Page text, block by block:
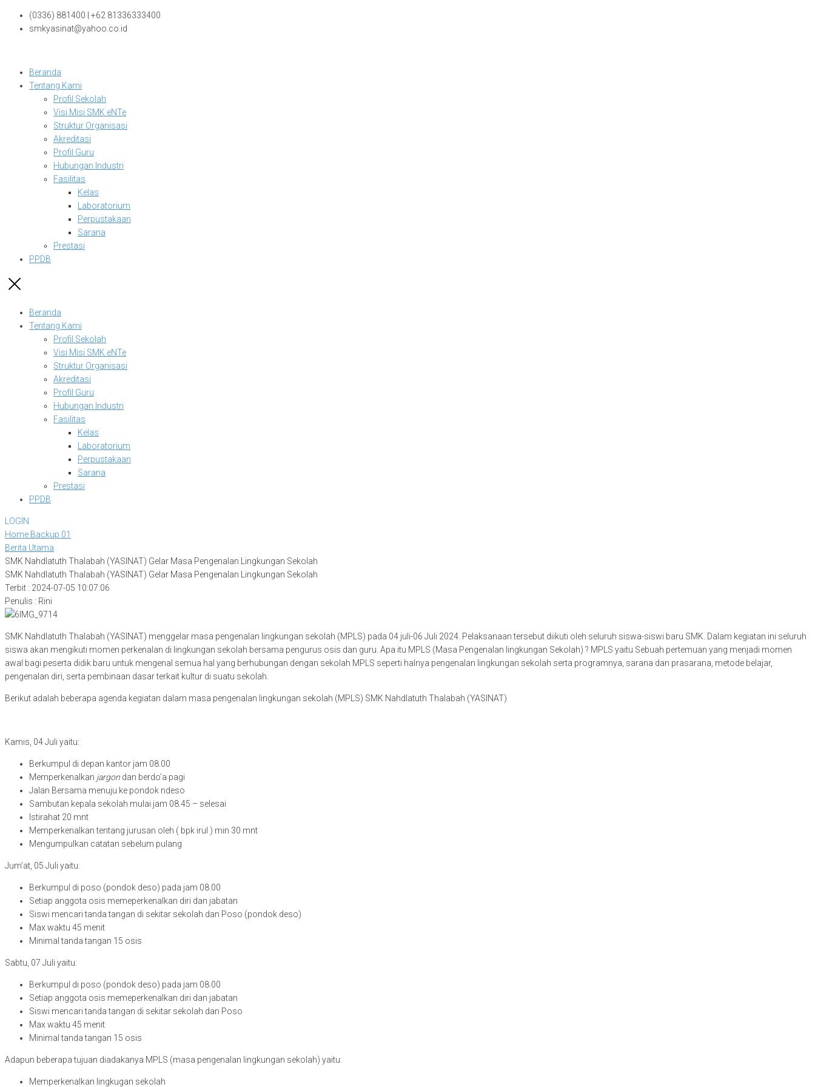
Skip
(0336) 881400 | +62 81336333400
smkyasinat@yahoo.co.id
Beranda
Tentang Kami
Profil Sekolah
Visi Misi SMK eNTe
Struktur Organisasi
Akreditasi
Profil Guru
Hubungan Industri
Fasilitas
Kelas
Laboratorium
Perpustakaan
Sarana
Prestasi
PPDB
Beranda
Tentang Kami
Profil Sekolah
Visi Misi SMK eNTe
Struktur Organisasi
Akreditasi
Profil Guru
Hubungan Industri
Fasilitas
Kelas
Laboratorium
Perpustakaan
Sarana
Prestasi
PPDB
LOGIN
Home Backup 01
Berita Utama
SMK Nahdlatuth Thalabah (YASINAT) Gelar Masa Pengenalan Lingkungan Sekolah
SMK Nahdlatuth Thalabah (YASINAT) Gelar Masa Pengenalan Lingkungan Sekolah
Terbit : 2024-07-05 10:07:06
Penulis : Rini
SMK Nahdlatuth Thalabah (YASINAT) menggelar masa pengenalan lingkungan sekolah (MPLS) pada 04 juli-06 Juli 2024. Pelaksanaan tersebut diikuti oleh seluruh siswa-siswi baru SMK. Dalam kegiatan ini seluruh
siswa akan mengikuti momen perkenalan di lingkungan sekolah bersama pengurus osis dan guru. Apa itu MPLS (Masa Pengenalan lingkungan Sekolah) ? MPLS yaitu Sebuah pertemuan yang menjadi momen
awal bagi peserta didik baru untuk mengenal semua hal yang berhubungan dengan sekolah MPLS seperti halnya pengenalan lingkungan sekolah serta programnya, sarana dan prasarana, metode belajar,
pengenalan diri, serta pembinaan dasar terkait kultur di suatu sekolah.
Berikut adalah beberapa agenda kegiatan dalam masa pengenalan lingkungan sekolah (MPLS) SMK Nahdlatuth Thalabah (YASINAT)
Kamis, 04 Juli yaitu:
Berkumpul di depan kantor jam 08.00
Memperkenalkan jargon dan berdo’a pagi
Jalan Bersama menuju ke pondok ndeso
Sambutan kepala sekolah mulai jam 08.45 – selesai
Istirahat 20 mnt
Memperkenalkan tentang jurusan oleh ( bpk irul ) min 30 mnt
Mengumpulkan catatan sebelum pulang
Jum’at, 05 Juli yaitu:
Berkumpul di poso (pondok deso) pada jam 08.00
Setiap anggota osis memeperkenalkan diri dan jabatan
Siswi mencari tanda tangan di sekitar sekolah dan Poso (pondok deso)
Max waktu 45 menit
Minimal tanda tangan 15 osis
Sabtu, 07 Juli yaitu:
Berkumpul di poso (pondok deso) pada jam 08.00
Setiap anggota osis memeperkenalkan diri dan jabatan
Siswi mencari tanda tangan di sekitar sekolah dan Poso
Max waktu 45 menit
Minimal tanda tangan 15 osis
Adapun beberapa tujuan diadakanya MPLS (masa pengenalan lingkungan sekolah) yaitu:
Memperkenalkan lingkugan sekolah